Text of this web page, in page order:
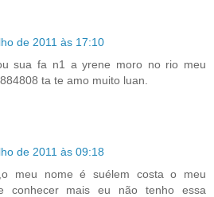
de 2011 às 17:10
sua fa n1 a yrene moro no rio meu
ta te amo muito luan.
de 2011 às 09:18
meu nome é suélem costa o meu
conhecer mais eu não tenho essa